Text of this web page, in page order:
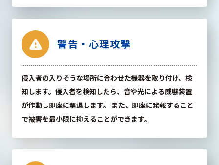
warning 警告・心理攻撃
侵入者の入りそうな場所に合わせた機器を取り付け、検
知します。侵入者を検知したら、音や光による威嚇装置
が作動し即座に撃退します。 また、即座に発報すること
で被害を最小限に抑えることができます。